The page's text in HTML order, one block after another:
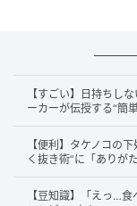
【すごい】日持ちし
ーカーが伝授する“簡
【便利】タケノコの
く抜き術”に「ありがた
【豆知識】「えっ…